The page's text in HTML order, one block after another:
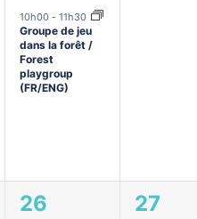
évènement,
10h00 - 11h30
Groupe de jeu
dans la forêt /
Forest
playgroup
(FR/ENG)
2
26
0
27